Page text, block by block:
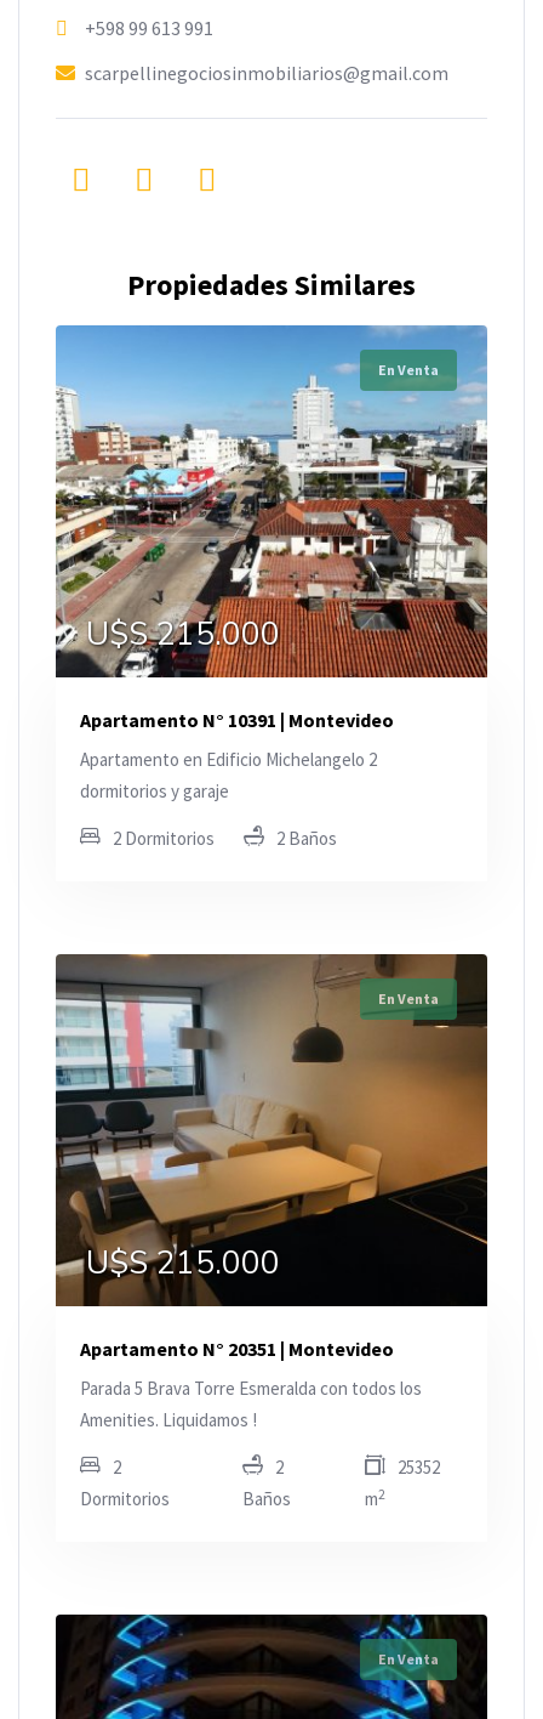
+598 99 613 991
scarpellinegociosinmobiliarios@gmail.com
Propiedades Similares
En Venta
U$S 215.000
Apartamento N° 10391 | Montevideo
Apartamento en Edificio Michelangelo 2
dormitorios y garaje
2 Dormitorios 2 Baños
En Venta
U$S 215.000
Apartamento N° 20351 | Montevideo
Parada 5 Brava Torre Esmeralda con todos los
Amenities. Liquidamos !
2
Dormitorios
2
Baños
25352
m2
En Venta